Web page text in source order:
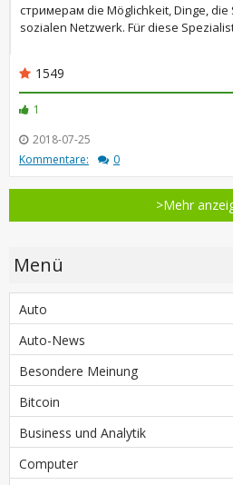
стримерам die Möglichkeit, Dinge,
sozialen Netzwerk. Für diese
1549
1
2018-07-25
Kommentare:
0
>Mehr
Menü
Auto
Auto-News
Besondere Meinung
Bitcoin
Business und Analytik
Computer